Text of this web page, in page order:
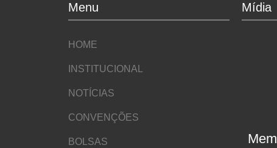
Menu
HOME
INSTITUCIONAL
NOTÍCIAS
CONVENÇÕES
BOLSAS
Mídia